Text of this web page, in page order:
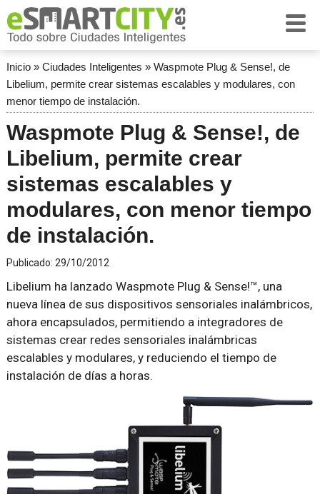
Inicio» Ciudades Inteligentes » Waspmote Plug & Sense!, de
Libelium, permite crear sistemas escalables y modulares, con
menor tiempo de instalación.
Waspmote Plug & Sense!, de
Libelium, permite crear
sistemas escalables y
modulares, con menor tiempo
de instalación.
Publicado: 29/10/2012
Libelium ha lanzado Waspmote Plug & Sense!™, una
nueva línea de sus dispositivos sensoriales inalámbricos,
ahora encapsulados, permitiendo a integradores de
sistemas crear redes sensoriales inalámbricas
escalables y modulares, y reduciendo el tiempo de
instalación de días a horas.